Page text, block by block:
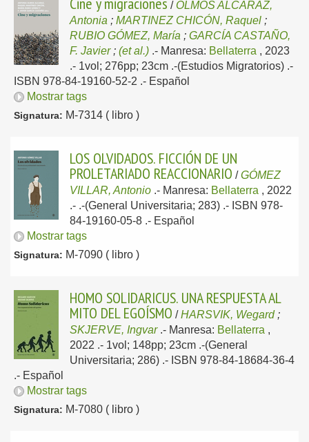
/ OLMOS ALCARAZ,
Antonia ; MARTINEZ CHICÓN, Raquel ;
RUBIO GÓMEZ, María ; GARCÍA CASTAÑO,
F. Javier; (et al.) .- Manresa: Bellaterra , 2023
.- 1vol; 276pp; 23cm .-(Estudios Migratorios) .-
ISBN 978-84-19160-52-2 .- Español
Mostrar tags
Signatura: M-7314 ( libro )
LOS OLVIDADOS. FICCIÓN DE UN
PROLETARIADO REACCIONARIO /GÓMEZ
VILLAR, Antonio .- Manresa: Bellaterra , 2022
.- .-(General Universitaria; 283) .- ISBN 978-
84-19160-05-8 .- Español
Mostrar tags
Signatura: M-7090 ( libro )
HOMO SOLIDARICUS. UNA RESPUESTA AL
MITO DEL EGOÍSMO /HARSVIK, Wegard;
SKJERVE, Ingvar .- Manresa: Bellaterra ,
2022 .- 1vol; 148pp; 23cm .-(General
Universitaria; 286) .- ISBN 978-84-18684-36-4
.- Español
Mostrar tags
Signatura: M-7080 ( libro )